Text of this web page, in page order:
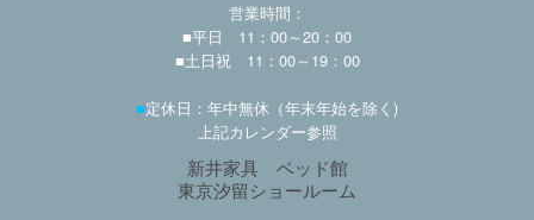
営業時間：
■平日 11：00～20：00
■土日祝 11：00～19：00
■定休日：年中無休（年末年始を除く)
上記カレンダー参照
新井家具 ベッド館
東京汐留ショールーム